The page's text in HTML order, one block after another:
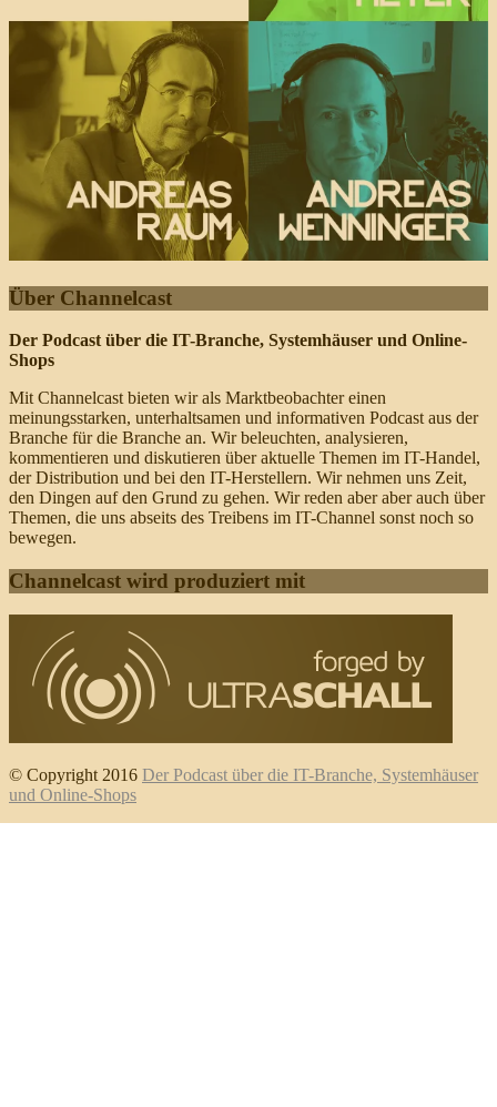
Über Channelcast
Der Podcast über die IT-Branche, Systemhäuser und Online-
Shops
Mit Channelcast bieten wir als Marktbeobachter einen
meinungsstarken, unterhaltsamen und informativen Podcast aus der
Branche für die Branche an. Wir beleuchten, analysieren,
kommentieren und diskutieren über aktuelle Themen im IT-Handel,
der Distribution und bei den IT-Herstellern. Wir nehmen uns Zeit,
den Dingen auf den Grund zu gehen. Wir reden aber aber auch über
Themen, die uns abseits des Treibens im IT-Channel sonst noch so
bewegen.
Channelcast wird produziert mit
© Copyright 2016 Der Podcast über die IT-Branche, Systemhäuser
und Online-Shops